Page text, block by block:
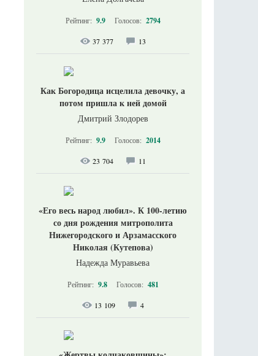
Рейтинг: 9.9 Голосов: 2794
37 377 13
Как Богородица исцелила девочку, а
потом пришла к ней домой
Дмитрий Злодорев
Рейтинг: 9.9 Голосов: 2014
23 704 11
«Его весь народ любил». К 100-летию
со дня рождения митрополита
Нижегородского и Арзамасского
Николая (Кутепова)
Надежда Муравьева
Рейтинг: 9.8 Голосов: 481
13 109 4